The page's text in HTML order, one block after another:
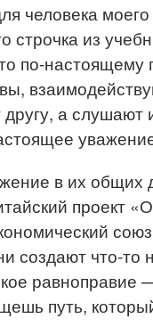
человека
строчка из
по-
другу, а
в их общих
проект
создают что-
равноправие
путь,